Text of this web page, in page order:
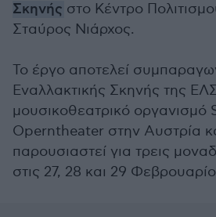
Σκηνής στο Κέντρο
Σταύρος Νιάρχος.
Το έργο αποτελεί
Εναλλακτικής Σκηνής της
μουσικοθεατρικό οργανισμό
Operntheater στην Αυστρία
παρουσιαστεί για τρεις
στις 27, 28 και 29